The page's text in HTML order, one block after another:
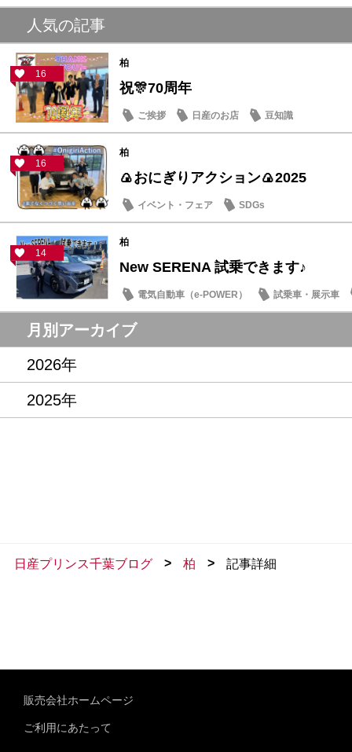
人気の記事
16
柏
祝🎊70周年
ご挨拶 日産のお店 豆知識
16
柏
🍙おにぎりアクション🍙2025
イベント・フェア SDGs
14
柏
New SERENA 試乗できます♪
電気自動車（e-POWER） 試乗車・展示車
月別アーカイブ
2026年
2025年
日産プリンス千葉ブログ > 柏 > 記事詳細
販売会社ホームページ
ご利用にあたって